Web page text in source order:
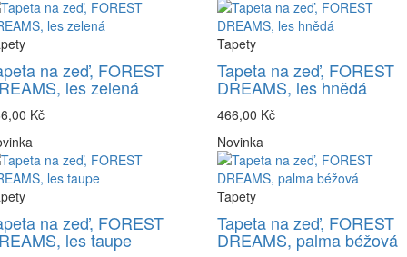
na zeď, FOREST
les zelená
Kč
Tapety
Tapeta na zeď, FOREST
DREAMS, les hnědá
466,00 Kč
na zeď, FOREST
les taupe
Novinka
Tapety
Tapeta na zeď, FOREST
DREAMS, palma béžová